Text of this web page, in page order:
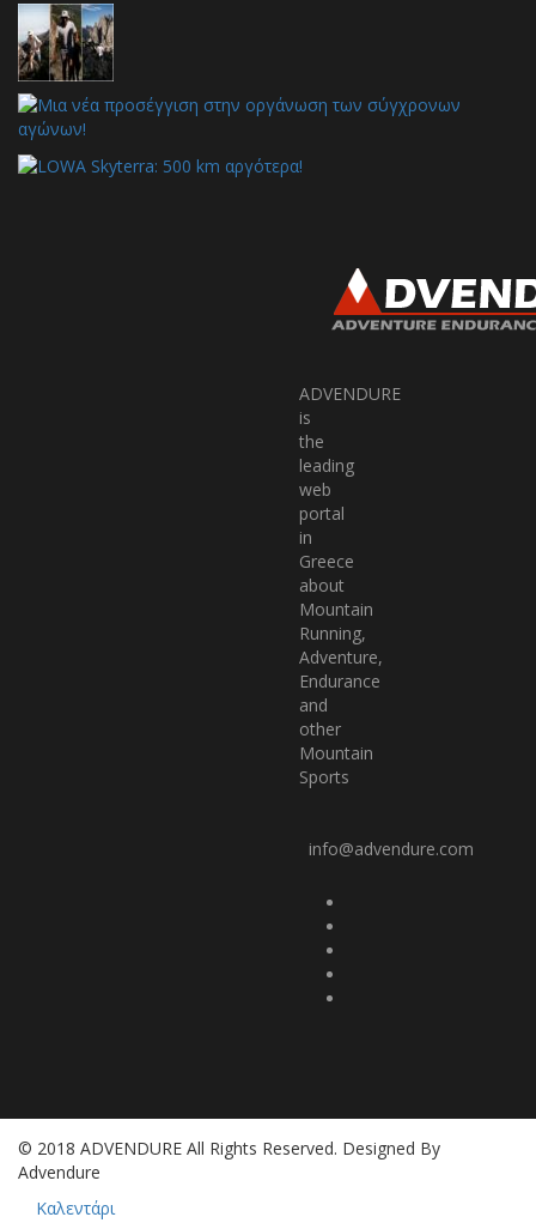
ADVENDURE
is
the
leading
web
portal
in
Greece
about
Mountain
Running,
Adventure,
Endurance
and
other
Mountain
Sports
info@advendure.com
© 2018 ADVENDURE All Rights Reserved. Designed By
Advendure
Καλεντάρι